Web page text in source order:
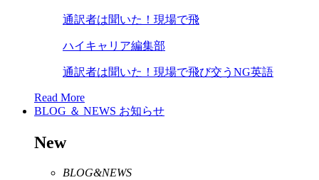
通訳者は聞いた！現場で飛
ハイキャリア編集部
通訳者は聞いた！現場で飛び交うNG英語
Read More
BLOG ＆ NEWS お知らせ
New
BLOG&NEWS